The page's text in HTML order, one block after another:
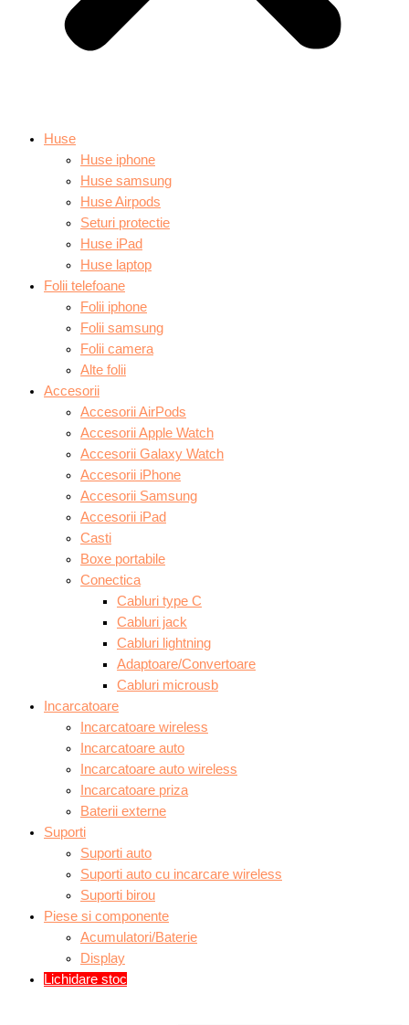
Huse
Huse iphone
Huse samsung
Huse Airpods
Seturi protectie
Huse iPad
Huse laptop
Folii telefoane
Folii iphone
Folii samsung
Folii camera
Alte folii
Accesorii
Accesorii AirPods
Accesorii Apple Watch
Accesorii Galaxy Watch
Accesorii iPhone
Accesorii Samsung
Accesorii iPad
Casti
Boxe portabile
Conectica
Cabluri type C
Cabluri jack
Cabluri lightning
Adaptoare/Convertoare
Cabluri microusb
Incarcatoare
Incarcatoare wireless
Incarcatoare auto
Incarcatoare auto wireless
Incarcatoare priza
Baterii externe
Suporti
Suporti auto
Suporti auto cu incarcare wireless
Suporti birou
Piese si componente
Acumulatori/Baterie
Display
Lichidare stoc